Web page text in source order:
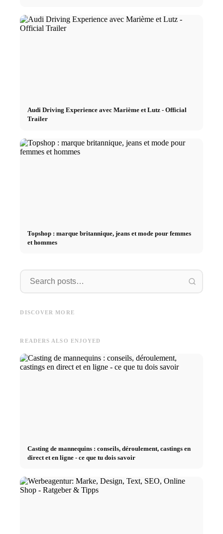
Audi Driving Experience avec Marième et Lutz - Official
Trailer
Topshop : marque britannique, jeans et mode pour femmes
et hommes
DISCOVER MORE
Damen und Herren
READERS ALSO ENJOYED
Casting de mannequins : conseils, déroulement, castings en
direct et en ligne - ce que tu dois savoir